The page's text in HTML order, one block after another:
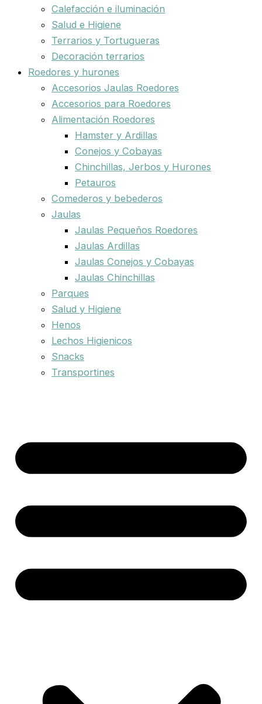
Calefacción e iluminación
Salud e Higiene
Terrarios y Tortugueras
Decoración terrarios
Roedores y hurones
Accesorios Jaulas Roedores
Accesorios para Roedores
Alimentación Roedores
Hamster y Ardillas
Conejos y Cobayas
Chinchillas, Jerbos y Hurones
Petauros
Comederos y bebederos
Jaulas
Jaulas Pequeños Roedores
Jaulas Ardillas
Jaulas Conejos y Cobayas
Jaulas Chinchillas
Parques
Salud y Higiene
Henos
Lechos Higienicos
Snacks
Transportines